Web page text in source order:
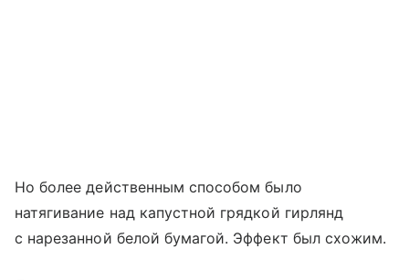
Но более действенным способом было
натягивание над капустной грядкой гирлянд
с нарезанной белой бумагой. Эффект был схожим.